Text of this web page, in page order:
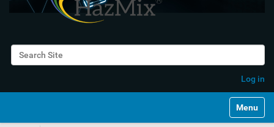
Search Site
Log in
Toggle